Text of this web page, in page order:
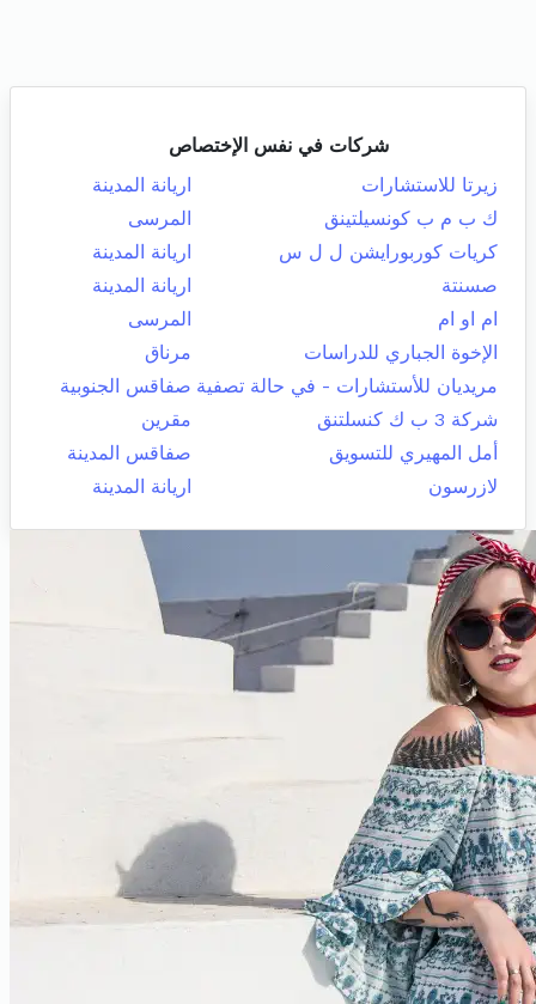
شركات في نفس الإختصاص
زيرتا للاستشارات
اريانة المدينة
ك ب م ب كونسيلتينق
المرسى
كريات كوربورايشن ل ل س
اريانة المدينة
صسنتة
اريانة المدينة
ام او ام
المرسى
الإخوة الجباري للدراسات
مرناق
مريديان للأستشارات - في حالة تصفية صفاقس الجنوبية
شركة 3 ب ك كنسلتنق
مقرين
أمل المهيري للتسويق
صفاقس المدينة
لازرسون
اريانة المدينة